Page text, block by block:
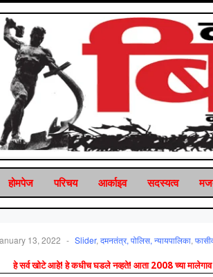
होमपेज परिचय आर्काइव सदस्यत्व
13, 2022 - Slider, दमनतंत्र, पोलिस, न्यायपालिका,
हे सर्व खोटे आहे! हे कधीच घडले नव्हते! आता 2008 च्या मालेगाव